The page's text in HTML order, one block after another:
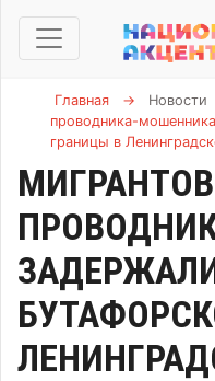
Главная → Новости
проводника-
границы в